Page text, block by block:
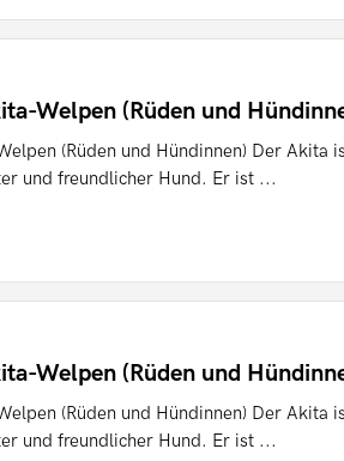
Welpen (Rüden und
(Rüden und Hündinnen) Der Akita
und freundlicher Hund. Er ist ...
Welpen (Rüden und
(Rüden und Hündinnen) Der Akita
und freundlicher Hund. Er ist ...